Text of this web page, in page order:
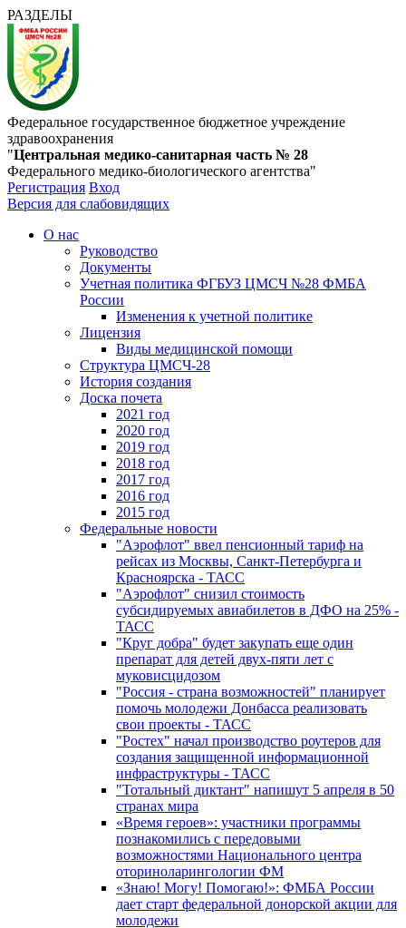
РАЗДЕЛЫ
Федеральное государственное бюджетное учреждение
здравоохранения
"Центральная медико-санитарная часть № 28
Федерального медико-биологического агентства"
Регистрация Вход
Версия для слабовидящих
О нас
Руководство
Документы
Учетная политика ФГБУЗ ЦМСЧ №28 ФМБА
России
Изменения к учетной политике
Лицензия
Виды медицинской помощи
Структура ЦМСЧ-28
История создания
Доска почета
2021 год
2020 год
2019 год
2018 год
2017 год
2016 год
2015 год
Федеральные новости
"Аэрофлот" ввел пенсионный тариф на
рейсах из Москвы, Санкт-Петербурга и
Красноярска - ТАСС
"Аэрофлот" снизил стоимость
субсидируемых авиабилетов в ДФО на 25% -
ТАСС
"Круг добра" будет закупать еще один
препарат для детей двух-пяти лет с
муковисцидозом
"Россия - страна возможностей" планирует
помочь молодежи Донбасса реализовать
свои проекты - ТАСС
"Ростех" начал производство роутеров для
создания защищенной информационной
инфраструктуры - ТАСС
"Тотальный диктант" напишут 5 апреля в 50
странах мира
«Время героев»: участники программы
познакомились с передовыми
возможностями Национального центра
оториноларингологии ФМ
«Знаю! Могу! Помогаю!»: ФМБА России
дает старт федеральной донорской акции для
молодежи